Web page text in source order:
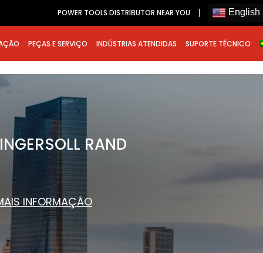
POWER TOOLS DISTRIBUTOR NEAR YOU English
PEÇAS E SERVIÇO INDÚSTRIAS ATENDIDAS SUPORTE TÉCNICO
RAND
INFORMAÇÃO